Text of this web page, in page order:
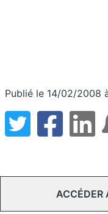
Publié le 14/02/2008
ACCÉDER